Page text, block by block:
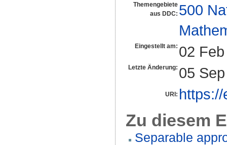
Themengebiete
aus DDC: 500
Eingestellt am: 02
Letzte Änderung: 05
URI:
Zu diesem
Separable